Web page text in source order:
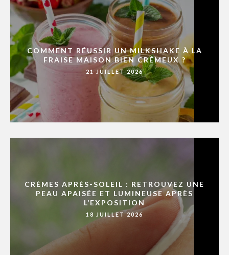
COMMENT RÉUSSIR UN MILKSHAKE À LA
FRAISE MAISON BIEN CRÉMEUX ?
21 JUILLET 2026
CRÈMES APRÈS-SOLEIL : RETROUVEZ UNE
PEAU APAISÉE ET LUMINEUSE APRÈS
L’EXPOSITION
18 JUILLET 2026